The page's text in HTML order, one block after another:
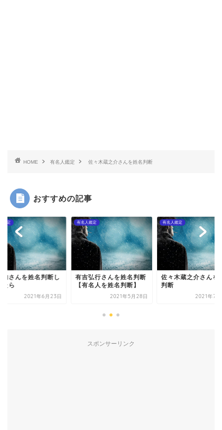
HOME 有名人鑑定 佐々木蔵之介さんを姓名判断
おすすめの記事
鑑定
旬さんを姓名判断し
たら
2021年6月23日
有名人鑑定
有吉弘行さんを姓名判断
【有名人を姓名判断】
2021年5月28日
有名人鑑定
佐々木蔵之介さんを
判断
2021年7
スポンサーリンク